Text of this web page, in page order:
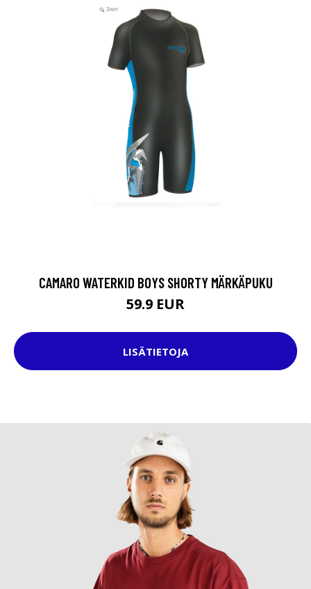
CAMARO WATERKID BOYS SHORTY MÄRKÄPUKU
59.9 EUR
LISÄTIETOJA